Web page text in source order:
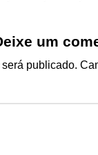
um
publicado.